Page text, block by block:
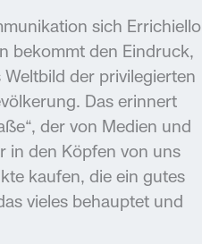
sich Errichiello
bekommt den Eindruck,
der privilegierten
Das erinnert
der von Medien und
in den Köpfen von uns
kaufen, die ein gutes
vieles behauptet und